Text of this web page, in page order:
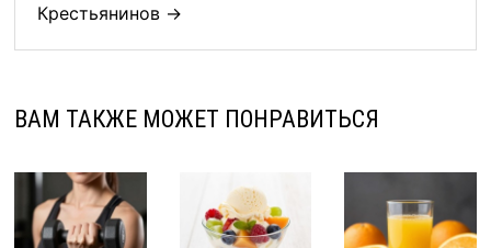
Крестьянинов →
ВАМ ТАКЖЕ МОЖЕТ ПОНРАВИТЬСЯ